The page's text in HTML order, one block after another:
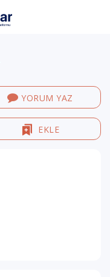
YORUM YAZ
EKLE